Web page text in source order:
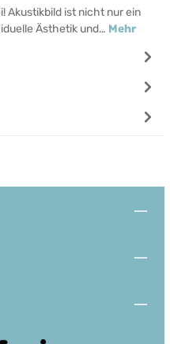
Akustikbild ist nicht nur ein
Ästhetik und… Mehr